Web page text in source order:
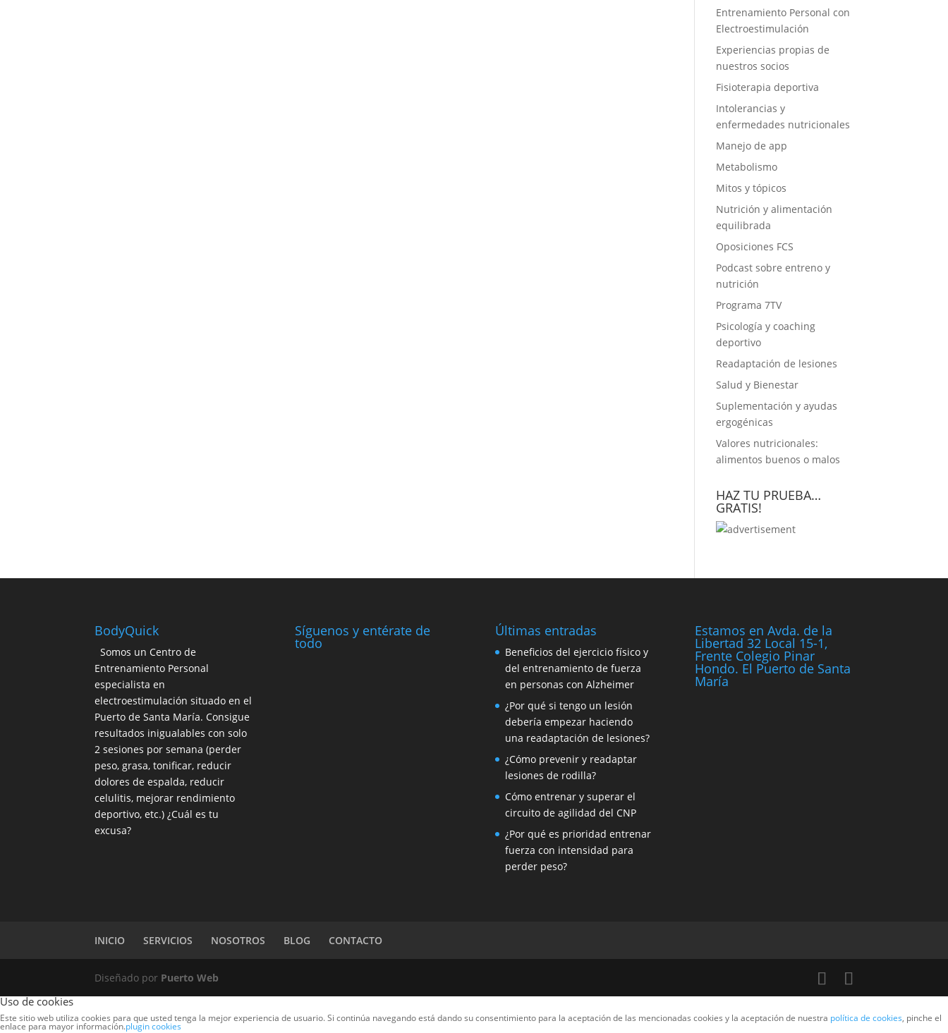
Entrenamiento Personal con
Electroestimulación
Experiencias propias de
nuestros socios
Fisioterapia deportiva
Intolerancias y
enfermedades nutricionales
Manejo de app
Metabolismo
Mitos y tópicos
Nutrición y alimentación
equilibrada
Oposiciones FCS
Podcast sobre entreno y
nutrición
Programa 7TV
Psicología y coaching
deportivo
Readaptación de lesiones
Salud y Bienestar
Suplementación y ayudas
ergogénicas
Valores nutricionales:
alimentos buenos o malos
HAZ TU PRUEBA…
GRATIS!
BodyQuick
Somos un Centro de
Entrenamiento Personal
especialista en
electroestimulación situado en el
Puerto de Santa María. Consigue
resultados inigualables con solo
2 sesiones por semana (perder
peso, grasa, tonificar, reducir
dolores de espalda, reducir
celulitis, mejorar rendimiento
deportivo, etc.) ¿Cuál es tu
excusa?
Síguenos y entérate de
todo
Últimas entradas
Beneficios del ejercicio físico y
del entrenamiento de fuerza
en personas con Alzheimer
¿Por qué si tengo un lesión
debería empezar haciendo
una readaptación de lesiones?
¿Cómo prevenir y readaptar
lesiones de rodilla?
Cómo entrenar y superar el
circuito de agilidad del CNP
¿Por qué es prioridad entrenar
fuerza con intensidad para
perder peso?
Estamos en Avda. de la
Libertad 32 Local 15-1,
Frente Colegio Pinar
Hondo. El Puerto de Santa
María
INICIO SERVICIOS NOSOTROS BLOG CONTACTO
Diseñado por Puerto Web
Uso de cookies
Este sitio web utiliza cookies para que usted tenga la mejor experiencia de usuario. Si continúa navegando está dando su consentimiento para la aceptación de las mencionadas cookies y la aceptación de nuestra política de cookies, pinche el
enlace para mayor información.plugin cookies